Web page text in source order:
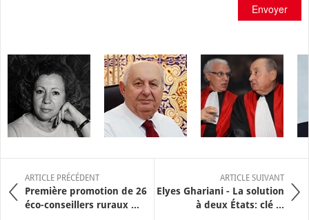
Envoyer
ARTICLE PRÉCÉDENT
Première promotion de 26
éco-conseillers ruraux ...
ARTICLE SUIVANT
Elyes Ghariani - La solution
à deux États: clé ...